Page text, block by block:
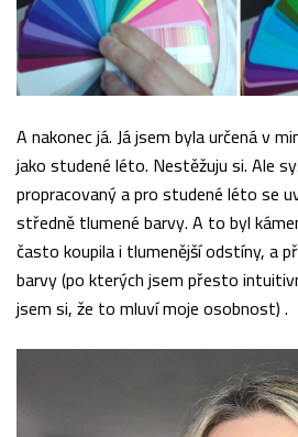
A nakonec já. Já jsem byla určená v
jako studené léto. Nestěžuju si. Ale
propracovaný a pro studené léto se
středně tlumené barvy. A to byl
často koupila i tlumenější odstíny, a
barvy (po kterých jsem přesto
jsem si, že to mluví moje osobnost) .